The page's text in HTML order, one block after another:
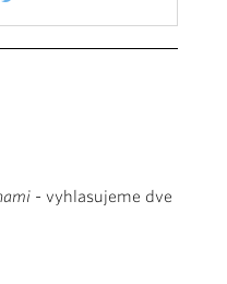
- vyhlasujeme dve